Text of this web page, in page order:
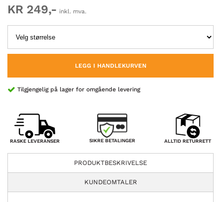
KR 249,- inkl. mva.
LEGG I HANDLEKURVEN
Tilgjengelig på lager for omgående levering
RASKE LEVERANSER SIKRE BETALINGER ALLTID RETURRETT
PRODUKTBESKRIVELSE
KUNDEOMTALER